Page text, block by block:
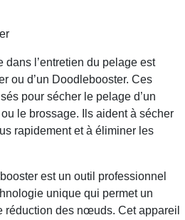
dans l’entretien du pelage est
ou d’un Doodlebooster. Ces
pour sécher le pelage d’un
le brossage. Ils aident à sécher
rapidement et à éliminer les
est un outil professionnel
unique qui permet un
réduction des nœuds. Cet appareil